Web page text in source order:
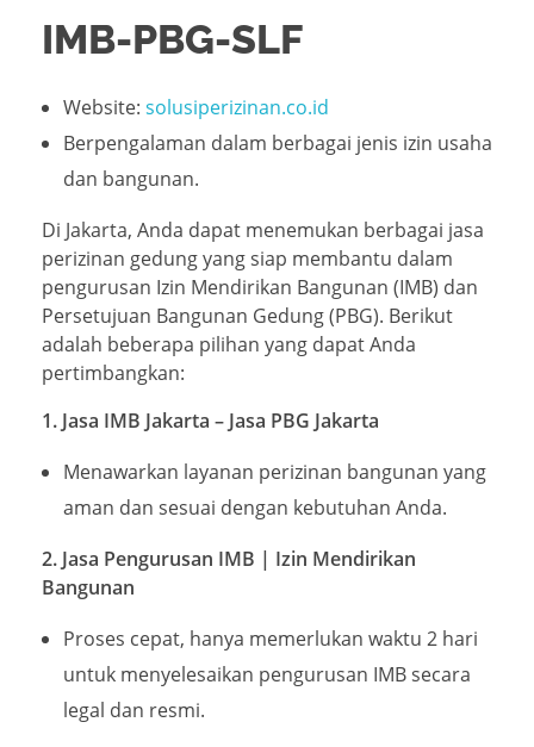
IMB-PBG-SLF
Website: solusiperizinan.co.id
Berpengalaman dalam berbagai jenis izin usaha
dan bangunan.
Di Jakarta, Anda dapat menemukan berbagai jasa
perizinan gedung yang siap membantu dalam
pengurusan Izin Mendirikan Bangunan (IMB) dan
Persetujuan Bangunan Gedung (PBG). Berikut
adalah beberapa pilihan yang dapat Anda
pertimbangkan:
1. Jasa IMB Jakarta – Jasa PBG Jakarta
Menawarkan layanan perizinan bangunan yang
aman dan sesuai dengan kebutuhan Anda.
2. Jasa Pengurusan IMB | Izin Mendirikan
Bangunan
Proses cepat, hanya memerlukan waktu 2 hari
untuk menyelesaikan pengurusan IMB secara
legal dan resmi.